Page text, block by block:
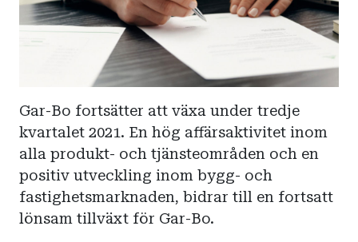
Gar-Bo fortsätter att växa under tredje
kvartalet 2021. En hög affärsaktivitet inom
alla produkt- och tjänsteområden och en
positiv utveckling inom bygg- och
fastighetsmarknaden, bidrar till en fortsatt
lönsam tillväxt för Gar-Bo.